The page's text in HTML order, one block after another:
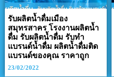
รับผลิตน้ำดื่มเมือง
สมุทรสาคร โรงงานผลิตน้ำ
ดื่ม รับผลิตน้ำดื่ม รับทำ
แบรนด์น้ำดื่ม ผลิตน้ำดื่มติด
แบรนด์ของคุณ ราคาถูก
23/02/2022